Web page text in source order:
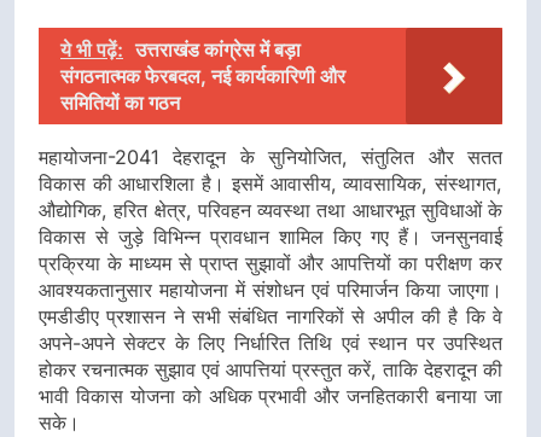
ये भी पढ़ें: उत्तराखंड कांग्रेस में बड़ा
संगठनात्मक फेरबदल, नई कार्यकारिणी और
समितियों का गठन
महायोजना-2041 देहरादून के सुनियोजित, संतुलित और सतत
विकास की आधारशिला है। इसमें आवासीय, व्यावसायिक, संस्थागत,
औद्योगिक, हरित क्षेत्र, परिवहन व्यवस्था तथा आधारभूत सुविधाओं के
विकास से जुड़े विभिन्न प्रावधान शामिल किए गए हैं। जनसुनवाई
प्रक्रिया के माध्यम से प्राप्त सुझावों और आपत्तियों का परीक्षण कर
आवश्यकतानुसार महायोजना में संशोधन एवं परिमार्जन किया जाएगा।
एमडीडीए प्रशासन ने सभी संबंधित नागरिकों से अपील की है कि वे
अपने-अपने सेक्टर के लिए निर्धारित तिथि एवं स्थान पर उपस्थित
होकर रचनात्मक सुझाव एवं आपत्तियां प्रस्तुत करें, ताकि देहरादून की
भावी विकास योजना को अधिक प्रभावी और जनहितकारी बनाया जा
सके।